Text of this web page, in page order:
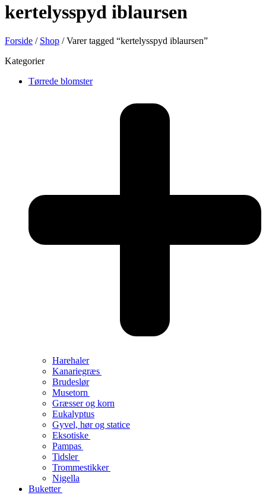
kertelysspyd iblaursen
Forside / Shop / Varer tagged “kertelysspyd iblaursen”
Kategorier
Tørrede blomster
Harehaler
Kanariegræs
Brudeslør
Musetorn
Græsser og korn
Eukalyptus
Gyvel, hør og statice
Eksotiske
Pampas
Tidsler
Trommestikker
Nigella
Buketter